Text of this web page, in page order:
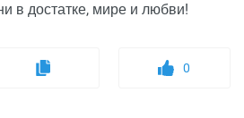
в достатке, мире и любви!
0